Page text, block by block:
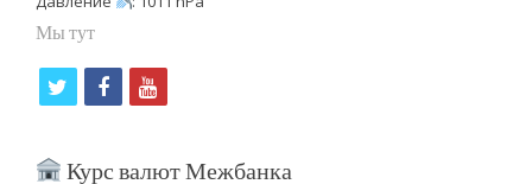
Мы тут
i
f
c
y
u
Курс валют Межбанка